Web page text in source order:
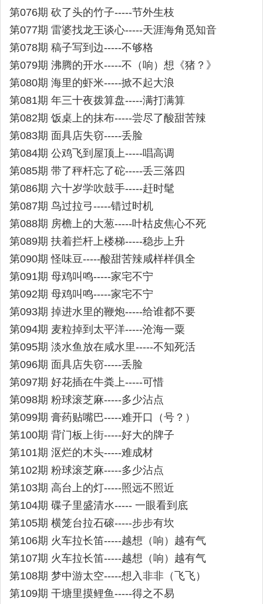
第076期 砍了头的竹子-----节外生枝
第077期 雷婆找龙王谈心-----天涯海角觅知音
第078期 稿子写到边-----不够格
第079期 沸腾的开水-----不（响）想《猪？》
第080期 海里的虾米-----掀不起大浪
第081期 年三十夜拨算盘-----满打满算
第082期 饭桌上的抹布-----尝尽了酸甜苦辣
第083期 面具店失窃-----丢脸
第084期 公鸡飞到屋顶上-----唱高调
第085期 带了秤杆忘了砣-----丢三落四
第086期 六十岁学吹鼓手-----赶时髦
第087期 鸟过拉弓-----错过时机
第088期 房檐上的大葱-----叶枯皮焦心不死
第089期 扶着拦杆上楼梯-----稳步上升
第090期 怪味豆-----酸甜苦辣咸样样俱全
第091期 母鸡叫鸣-----家宅不宁
第092期 母鸡叫鸣-----家宅不宁
第093期 掉进水里的鞭炮-----给谁都不要
第094期 麦粒掉到太平洋-----沧海一粟
第095期 淡水鱼放在咸水里-----不知死活
第096期 面具店失窃-----丢脸
第097期 好花插在牛粪上-----可惜
第098期 粉球滚芝麻-----多少沾点
第099期 膏药贴嘴巴-----难开口（号？）
第100期 背门板上街-----好大的牌子
第101期 沤烂的木头-----难成材
第102期 粉球滚芝麻-----多少沾点
第103期 高台上的灯-----照远不照近
第104期 碟子里盛清水----- 一眼看到底
第105期 横笼台拉石磙-----步步有坎
第106期 火车拉长笛-----越想（响）越有气
第107期 火车拉长笛-----越想（响）越有气
第108期 梦中游太空-----想入非非（飞飞）
第109期 干塘里摸鲤鱼-----得之不易